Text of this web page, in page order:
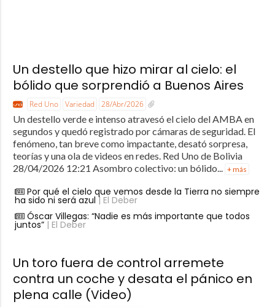
Un destello que hizo mirar al cielo: el
bólido que sorprendió a Buenos Aires
Red Uno Variedad 28/Abr/2026
Un destello verde e intenso atravesó el cielo del AMBA en
segundos y quedó registrado por cámaras de seguridad. El
fenómeno, tan breve como impactante, desató sorpresa,
teorías y una ola de videos en redes. Red Uno de Bolivia
28/04/2026 12:21 Asombro colectivo: un bólido...
+ más
Por qué el cielo que vemos desde la Tierra no siempre
ha sido ni será azul | El Deber
Óscar Villegas: “Nadie es más importante que todos
juntos”| El Deber
Un toro fuera de control arremete
contra un coche y desata el pánico en
plena calle (Video)